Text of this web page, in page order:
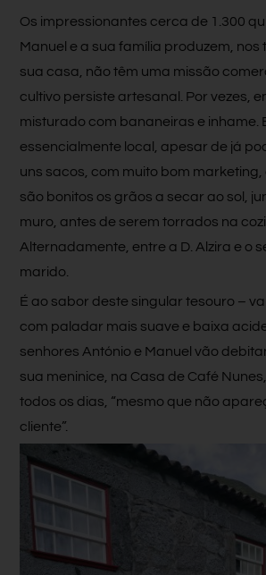
Os impressionantes cerca de 1.300
Manuel e a sua família produzem,
sua casa, não têm uma missão
cultivo persiste artesanal. Por vezes,
misturado com bananeiras e inhame.
essencialmente local, apesar de já
uns sacos, com muito bom marketing,
são bonitos os grãos a secar ao sol,
muro, antes de serem torrados na
Alternadamente, entre a D. Alzira e o
marido.
É ao sabor deste singular tesouro –
com paladar mais suave e baixa
senhores António e Manuel vão
sua meninice, na Casa de Café
todos os dias, “mesmo que não
cliente”.